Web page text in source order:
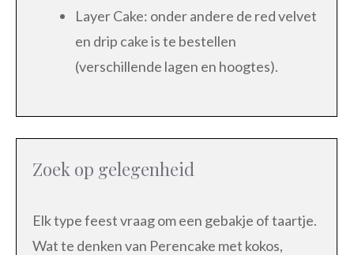
Layer Cake: onder andere de red velvet
en drip cake is te bestellen
(verschillende lagen en hoogtes).
Zoek op gelegenheid
Elk type feest vraag om een gebakje of taartje.
Wat te denken van Perencake met kokos,